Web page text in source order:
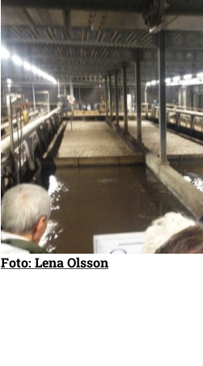
Foto: Lena Olsson